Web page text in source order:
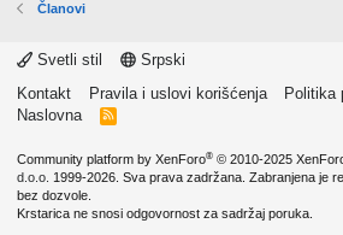
Članovi
Svetli stil
Srpski
Kontakt
Pravila i uslovi korišćenja Politika
Naslovna
R
Community platform by XenForo® © 2010-2025
d.o.o. 1999-2026. Sva prava zadržana. Zabranjena je
bez dozvole.
Krstarica ne snosi odgovornost za sadržaj poruka.